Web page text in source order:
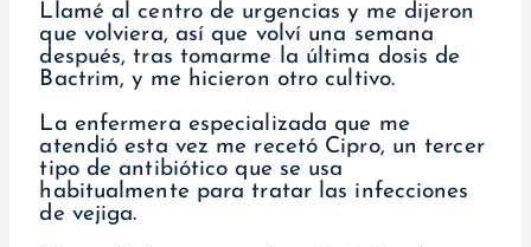
Llamé al centro de urgencias y me dijeron
que volviera, así que volví una semana
después, tras tomarme la última dosis de
Bactrim, y me hicieron otro cultivo.
La enfermera especializada que me
atendió esta vez me recetó Cipro, un tercer
tipo de antibiótico que se usa
habitualmente para tratar las infecciones
de vejiga.